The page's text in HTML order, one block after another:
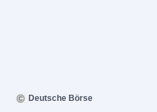
Deutsche Börse